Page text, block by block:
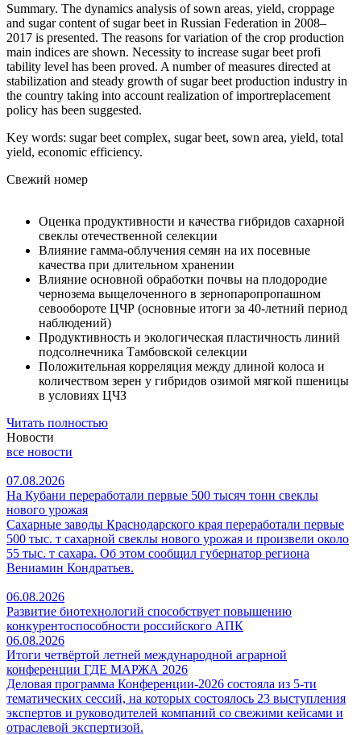
Summary. The dynamics analysis of sown areas, yield, croppage
and sugar content of sugar beet in Russian Federation in 2008–
2017 is presented. The reasons for variation of the crop production
main indices are shown. Necessity to increase sugar beet profi
tability level has been proved. A number of measures directed at
stabilization and steady growth of sugar beet production industry in
the country taking into account realization of importreplacement
policy has been suggested.
Key words: sugar beet complex, sugar beet, sown area, yield, total
yield, economic efficiency.
Свежий номер
Оценка продуктивности и качества гибридов сахарной
свеклы отечественной селекции
Влияние гамма-облучения семян на их посевные
качества при длительном хранении
Влияние основной обработки почвы на плодородие
чернозема выщелоченного в зернопаропропашном
севообороте ЦЧР (основные итоги за 40-летний период
наблюдений)
Продуктивность и экологическая пластичность линий
подсолнечника Тамбовской селекции
Положительная корреляция между длиной колоса и
количеством зерен у гибридов озимой мягкой пшеницы
в условиях ЦЧЗ
Читать полностью
Новости
все новости
07.08.2026
На Кубани переработали первые 500 тысяч тонн свеклы
нового урожая
Сахарные заводы Краснодарского края переработали первые
500 тыс. т сахарной свеклы нового урожая и произвели около
55 тыс. т сахара. Об этом сообщил губернатор региона
Вениамин Кондратьев.
06.08.2026
Развитие биотехнологий способствует повышению
конкурентоспособности российского АПК
06.08.2026
Итоги четвёртой летней международной аграрной
конференции ГДЕ МАРЖА 2026
Деловая программа Конференции-2026 состояла из 5-ти
тематических сессий, на которых состоялось 23 выступления
экспертов и руководителей компаний со свежими кейсами и
отраслевой экспертизой.